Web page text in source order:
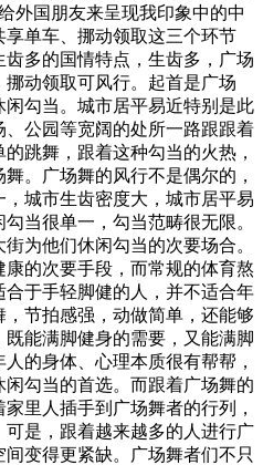
外国朋友来呈现我印象中的中
单车、挪动领取这三个环节
多的国情特点，生齿多，广场
动领取可风行。起首是广场
勾当。城市居平易近特别是此
公园等宽阔的处所一路跟跟着
跳舞，跟着这种勾当的火热，
。广场舞的风行不是偶尔的，
城市生齿密度大，城市居平易
当很单一，勾当范畴很无限。
为他们休闲勾当的次要场合。
的次要手段，而常规的体育熬
于手轻脚健的人，并不适合年
节拍感强，动做简单，还能够
能满脚健身的需要，又能满脚
的身体、心理本质很有帮帮，
勾当的首选。而跟着广场舞的
里人插手到广场舞者的行列，
是，跟着越来越多的人进行广
变得更紧缺。广场舞者们不只